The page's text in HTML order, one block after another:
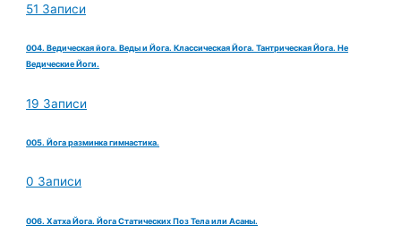
51 Записи
004. Ведическая йога. Веды и Йога. Классическая Йога. Тантрическая Йога. Не
Ведические Йоги.
19 Записи
005. Йога разминка гимнастика.
0 Записи
006. Хатха Йога. Йога Статических Поз Тела или Асаны.